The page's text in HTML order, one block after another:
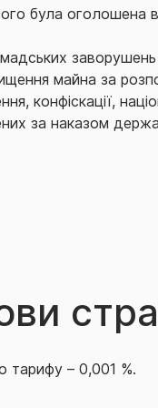
була оголошена
заворушень
майна за
конфіскації,
за наказом
або
а також торгівлі
або
тарифу – 0,001 %.